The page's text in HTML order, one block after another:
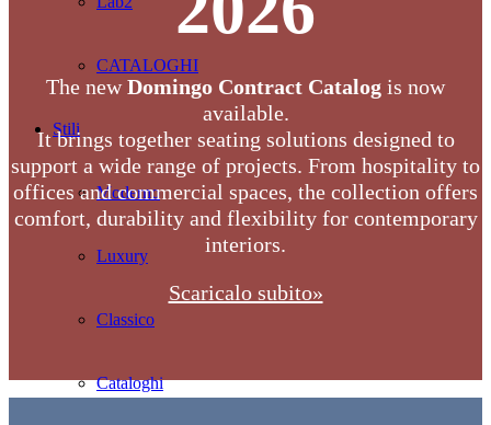
CATALOGHI
Stili
Moderno
Luxury
Classico
Cataloghi
The newDomingo Contract Catalog is now
available.
It brings together seating solutions designed to
support a wide range of projects. From hospitality to
offices and commercial spaces, the collection offers
comfort, durability and flexibility for contemporary
interiors.
Scaricalo subito»